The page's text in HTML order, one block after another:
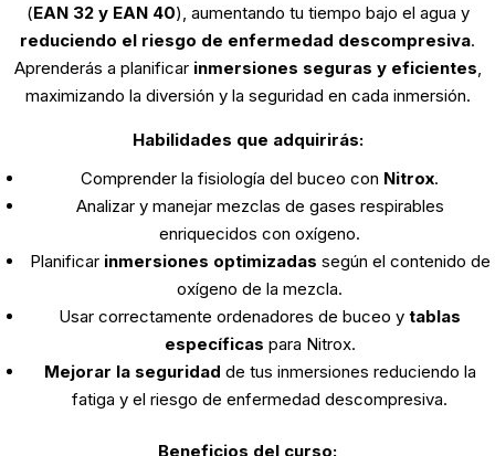
(EAN 32 y EAN 40), aumentando tu tiempo bajo el agua y
reduciendo el riesgo de enfermedad descompresiva.
Aprenderás a planificar inmersiones seguras y eficientes
maximizando la diversión y la seguridad en cada inmersión.
Habilidades que adquirirás:
Comprender la fisiología del buceo con Nitrox.
Analizar y manejar mezclas de gases respirables
enriquecidos con oxígeno.
Planificar inmersiones optimizadas según el contenido de
oxígeno de la mezcla.
Usar correctamente ordenadores de buceo ytablas
específicas para Nitrox.
Mejorar la seguridad de tus inmersiones reduciendo la
fatiga y el riesgo de enfermedad descompresiva.
Beneficios del curso: